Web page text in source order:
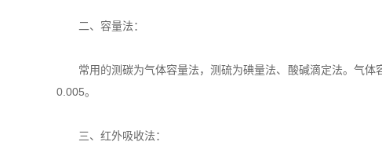
二、容量法：
常用的测碳为气体容量法，测硫为碘量法、酸碱滴定法。气体
0.005。
三、红外吸收法：